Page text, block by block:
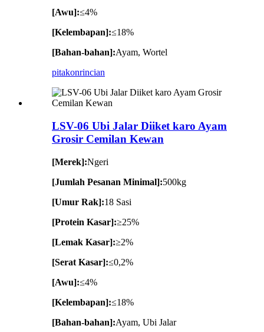
[Awu]:≤4%
[Kelembapan]:≤18%
[Bahan-bahan]:Ayam, Wortel
pitakonrincian
LSV-06 Ubi Jalar Diiket karo Ayam
Grosir Cemilan Kewan
[Merek]:Ngeri
[Jumlah Pesanan Minimal]:500kg
[Umur Rak]:18 Sasi
[Protein Kasar]:≥25%
[Lemak Kasar]:≥2%
[Serat Kasar]:≤0,2%
[Awu]:≤4%
[Kelembapan]:≤18%
[Bahan-bahan]:Ayam, Ubi Jalar